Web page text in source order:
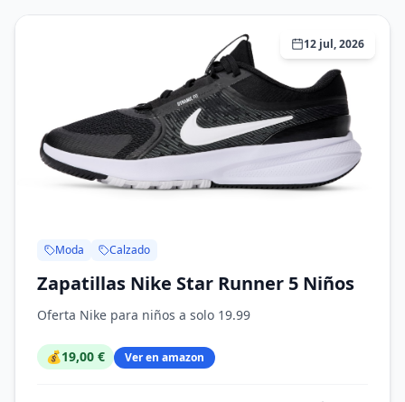
12 jul, 2026
Moda Calzado
Zapatillas Nike Star Runner 5 Niños
Oferta Nike para niños a solo 19.99
💰19,00 € Ver en amazon